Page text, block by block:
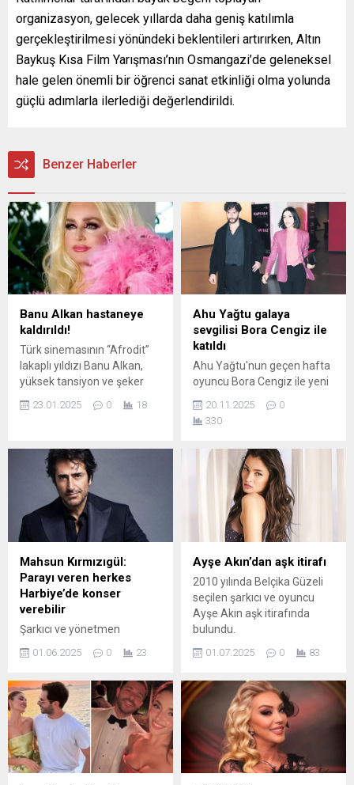
organizasyon, gelecek yıllarda daha geniş katılımla
gerçekleştirilmesi yönündeki beklentileri artırırken, Altın
Baykuş Kısa Film Yarışması’nın Osmangazi’de geleneksel
hale gelen önemli bir öğrenci sanat etkinliği olma yolunda
güçlü adımlarla ilerlediği değerlendirildi.
Benzer Haberler
Banu Alkan hastaneye
kaldırıldı!
Türk sinemasının “Afrodit”
lakaplı yıldızı Banu Alkan,
yüksek tansiyon ve şeker
hastalığına bağlı olarak
rahatsızlanarak hastaneye
söylentileri, sanatçının
hayranlarını korkuttu. Ancak
gerçek durum, sanat
dünyasının sevilen
isimlerinden Onur Akay’ın
açıklamalarıyla netleşti.
23.01.2025 0 18
Ahu Yağtu galaya
sevgilisi Bora Cengiz ile
katıldı
Ahu Yağtu'nun geçen hafta
oyuncu Bora Cengiz ile yeni
bir aşka yelken açtığı ortaya
çıkmıştı. Sevgililer önceki
akşam tiyatro oyunu
katıldı.
20.11.2025
0
330
Mahsun Kırmızıgül:
Parayı veren herkes
Harbiye’de konser
verebilir
Şarkıcı ve yönetmen
Açıkhava'da artık sadece
konser verebildiği sıradan bir
mekân haline geldiğini
söyledi.
01.06.2025 0 23
Ayşe Akın’dan aşk itirafı
2010 yılında Belçika Güzeli
seçilen şarkıcı ve oyuncu
Ayşe Akın aşk itirafında
bulundu.
01.07.2025 0 83